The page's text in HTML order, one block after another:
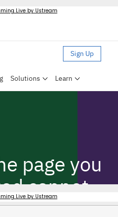
Live by Ustream
Live by Ustream